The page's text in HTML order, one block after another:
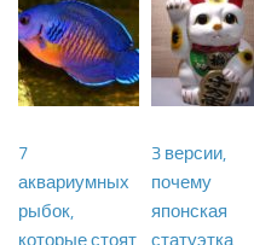
7
аквариумных
рыбок,
которые стоят
3 версии,
почему
японская
статуэтка